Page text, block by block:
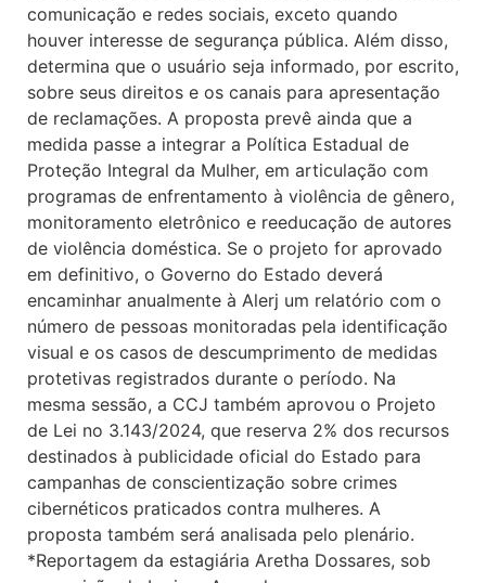
comunicação e redes sociais, exceto quando
houver interesse de segurança pública. Além disso,
determina que o usuário seja informado, por escrito,
sobre seus direitos e os canais para apresentação
de reclamações. A proposta prevê ainda que a
medida passe a integrar a Política Estadual de
Proteção Integral da Mulher, em articulação com
programas de enfrentamento à violência de gênero,
monitoramento eletrônico e reeducação de autores
de violência doméstica. Se o projeto for aprovado
em definitivo, o Governo do Estado deverá
encaminhar anualmente à Alerj um relatório com o
número de pessoas monitoradas pela identificação
visual e os casos de descumprimento de medidas
protetivas registrados durante o período. Na
mesma sessão, a CCJ também aprovou o Projeto
de Lei no 3.143/2024, que reserva 2% dos recursos
destinados à publicidade oficial do Estado para
campanhas de conscientização sobre crimes
cibernéticos praticados contra mulheres. A
proposta também será analisada pelo plenário.
*Reportagem da estagiária Aretha Dossares, sob